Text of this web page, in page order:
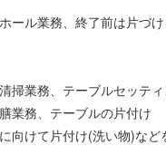
ール業務、終了前は片づけ
掃業務、テーブルセッティ
業務、テーブルの片付け
向けて片付け(洗い物)など